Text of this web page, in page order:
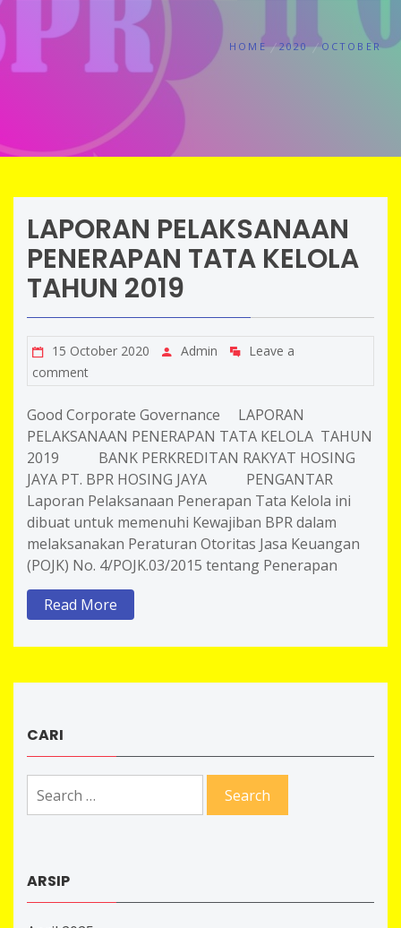
HOME 2020 OCTOBER
LAPORAN PELAKSANAAN
PENERAPAN TATA KELOLA
TAHUN 2019
15 October 2020 Admin
Leave a
comment
Good Corporate Governance LAPORAN
PELAKSANAAN PENERAPAN TATA KELOLA TAHUN
2019 BANK PERKREDITAN RAKYAT HOSING
JAYA PT. BPR HOSING JAYA PENGANTAR
Laporan Pelaksanaan Penerapan Tata Kelola ini
dibuat untuk memenuhi Kewajiban BPR dalam
melaksanakan Peraturan Otoritas Jasa Keuangan
(POJK) No. 4/POJK.03/2015 tentang Penerapan
Read More
CARI
for:
ARSIP